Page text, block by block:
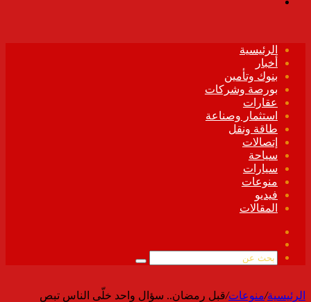
الرئيسية
أخبار
بنوك وتأمين
بورصة وشركات
عقارات
استثمار وصناعة
طاقة ونقل
إتصالات
سياحة
سيارات
منوعات
فيديو
المقالات
الموقع
بحث
الرئيسية/منوعات/قبل رمضان.. سؤال واحد خلّى الناس تبص